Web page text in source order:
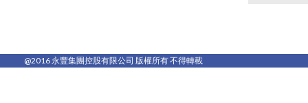
@2016 永豐集團控股有限公司 版權所有 不得轉載